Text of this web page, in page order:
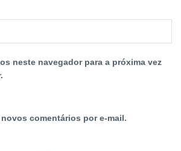
neste navegador para a próxima vez
comentários por e-mail.